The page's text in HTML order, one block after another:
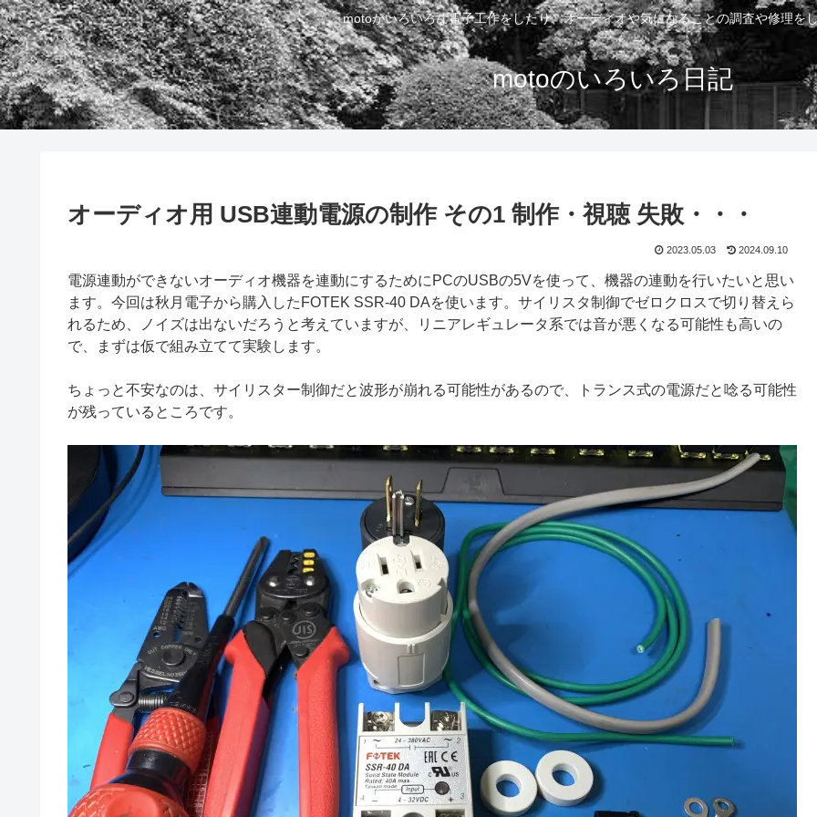
motoがいろいろな電子工作をしたり、オーディオや気になることの調査や修理を
motoのいろいろ日記
オーディオ用 USB連動電源の制作 その1 制作・視聴 失敗・・・
2023.05.03 2024.09.10
電源連動ができないオーディオ機器を連動にするためにPCのUSBの5Vを使って、機器の連動を行いたいと思い
ます。今回は秋月電子から購入したFOTEK SSR-40 DAを使います。サイリスタ制御でゼロクロスで切り替えら
れるため、ノイズは出ないだろうと考えていますが、リニアレギュレータ系では音が悪くなる可能性も高いの
で、まずは仮で組み立てて実験します。
ちょっと不安なのは、サイリスター制御だと波形が崩れる可能性があるので、トランス式の電源だと唸る可能性
が残っているところです。